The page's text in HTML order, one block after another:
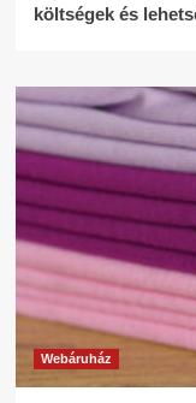
költségek és
Webáruház